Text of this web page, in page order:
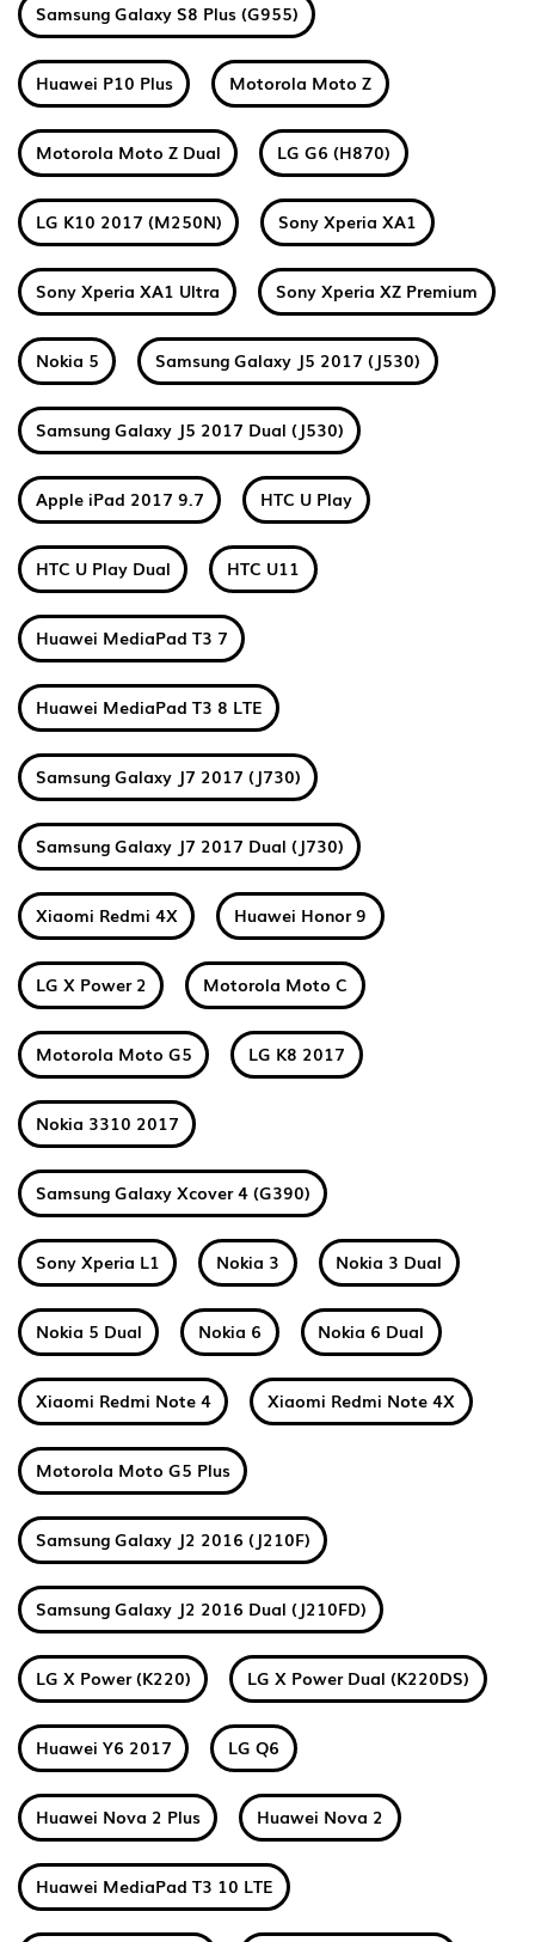
Samsung Galaxy S8 Plus (G955)
Huawei P10 Plus Motorola Moto Z
Motorola Moto Z Dual LG G6 (H870)
LG K10 2017 (M250N) Sony Xperia XA1
Sony Xperia XA1 Ultra Sony Xperia XZ Premium
Nokia 5 Samsung Galaxy J5 2017 (J530)
Samsung Galaxy J5 2017 Dual (J530)
Apple iPad 2017 9.7 HTC U Play
HTC U Play Dual HTC U11
Huawei MediaPad T3 7
Huawei MediaPad T3 8 LTE
Samsung Galaxy J7 2017 (J730)
Samsung Galaxy J7 2017 Dual (J730)
Xiaomi Redmi 4X Huawei Honor 9
LG X Power 2 Motorola Moto C
Motorola Moto G5 LG K8 2017
Nokia 3310 2017
Samsung Galaxy Xcover 4 (G390)
Sony Xperia L1 Nokia 3 Nokia 3 Dual
Nokia 5 Dual Nokia 6 Nokia 6 Dual
Xiaomi Redmi Note 4 Xiaomi Redmi Note 4X
Motorola Moto G5 Plus
Samsung Galaxy J2 2016 (J210F)
Samsung Galaxy J2 2016 Dual (J210FD)
LG X Power (K220) LG X Power Dual (K220DS)
Huawei Y6 2017 LG Q6
Huawei Nova 2 Plus Huawei Nova 2
Huawei MediaPad T3 10 LTE